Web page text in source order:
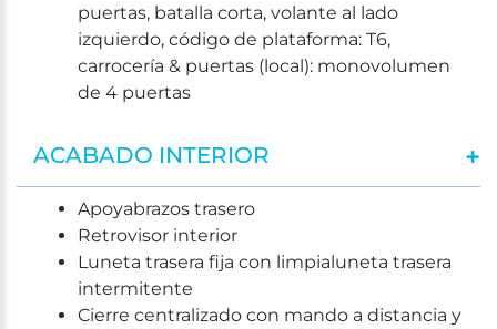
puertas, batalla corta, volante al lado
izquierdo, código de plataforma: T6,
carrocería & puertas (local): monovolumen
de 4 puertas
ACABADO INTERIOR
Apoyabrazos trasero
Retrovisor interior
Luneta trasera fija con limpialuneta trasera
intermitente
Cierre centralizado con mando a distancia y